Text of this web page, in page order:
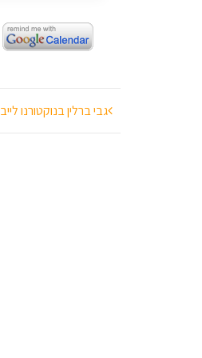
ניווט
גבי ברלין בנוקטורנו לייב